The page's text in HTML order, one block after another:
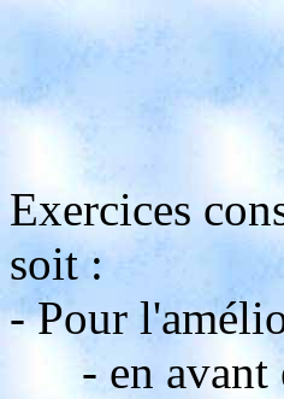
Exercices
soit :
- Pour
- en avant